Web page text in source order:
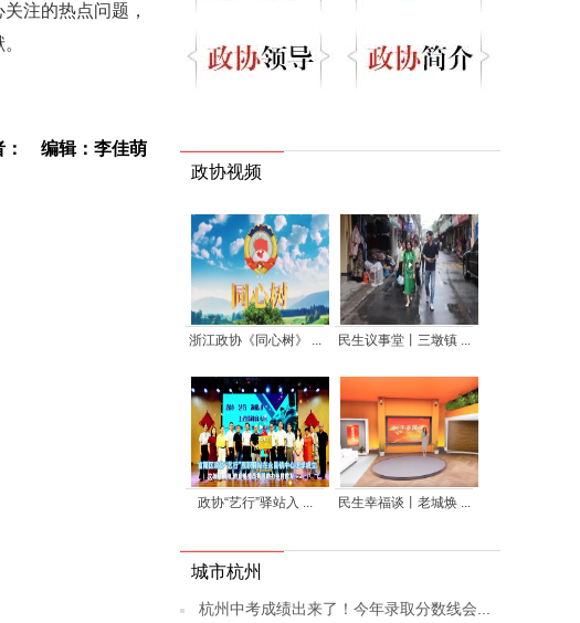
注的热点问题，
： 编辑：李佳萌
政协视频
浙江政协《同心树》 ... 民生议事堂丨三墩镇 ...
政协“艺行”驿站入 ... 民生幸福谈丨老城焕 ...
城市杭州
杭州中考成绩出来了！今年录取分数线会...